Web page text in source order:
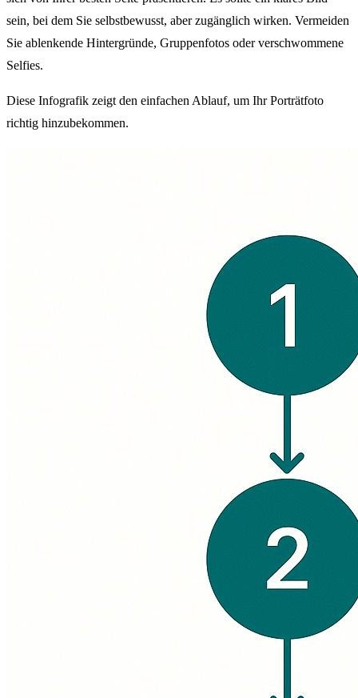
sein, bei dem Sie selbstbewusst, aber zugänglich wirken. Vermeiden
Sie ablenkende Hintergründe, Gruppenfotos oder verschwommene
Selfies.
Diese Infografik zeigt den einfachen Ablauf, um Ihr Porträtfoto
richtig hinzubekommen.